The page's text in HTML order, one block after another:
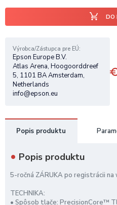
DO
Výrobca/Zástupca pre EÚ
Epson Europe B.V.
Atlas Arena, Hoogoorddreef
5, 1101 BA Amsterdam,
Netherlands
info@epson.eu
Popis produktu
Popis produktu
5-ročná ZÁRUKA po registrácii na
TECHNIKA:
• Spôsob tlače: PrecisionCore™